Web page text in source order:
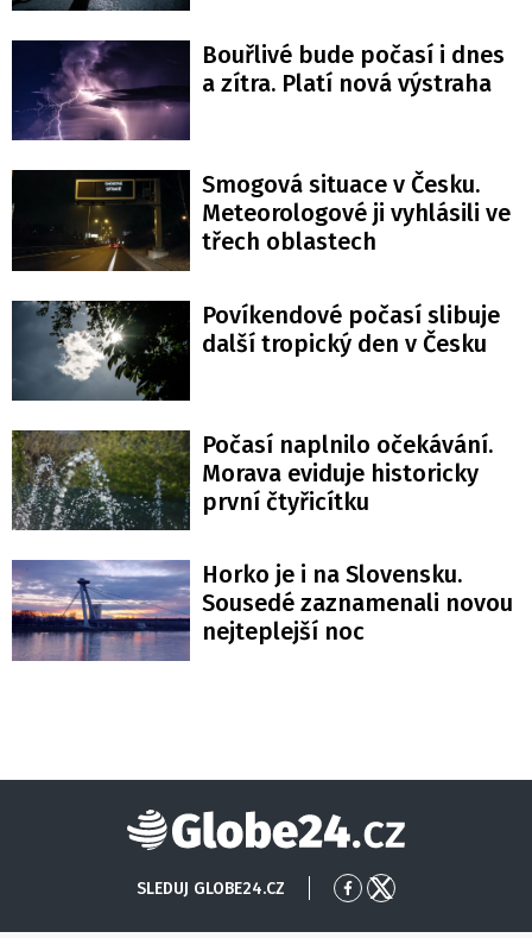
Bouřlivé bude počasí i dnes
a zítra. Platí nová výstraha
Smogová situace v Česku.
Meteorologové ji vyhlásili ve
třech oblastech
Povíkendové počasí slibuje
další tropický den v Česku
Počasí naplnilo očekávání.
Morava eviduje historicky
první čtyřicítku
Horko je i na Slovensku.
Sousedé zaznamenali novou
nejteplejší noc
Globe24
SLEDUJ GLOBE24.CZ
PřejítPřejít